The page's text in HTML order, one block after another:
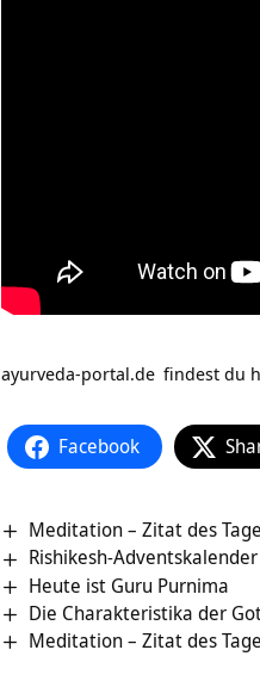
ayurveda-portal.de findest du
Facebook
Meditation – Zitat des
Rishikesh-
Heute ist Guru Purnima
Die Charakteristika der
Meditation – Zitat des